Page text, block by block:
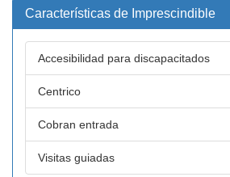
Características de Imprescindible
Accesibilidad para discapacitados
Centrico
Cobran entrada
Visitas guiadas